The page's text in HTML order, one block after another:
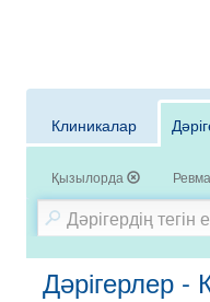
Клиникалар
Қызылорда
Дәрігерлер